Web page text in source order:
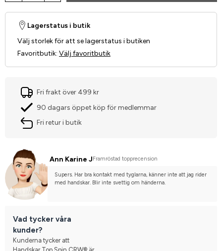
Lagerstatus i butik
Välj storlek för att se lagerstatus i butiken
Favoritbutik: Välj favoritbutik
Fri frakt över 499 kr
90 dagars öppet köp för medlemmar
Fri retur i butik
Ann Karine J Framröstad topprecension
Supers. Har bra kontakt med tyglarna, känner inte att jag rider
med handskar. Blir inte svettig om händerna.
Vad tycker våra
kunder?
Kunderna tycker att